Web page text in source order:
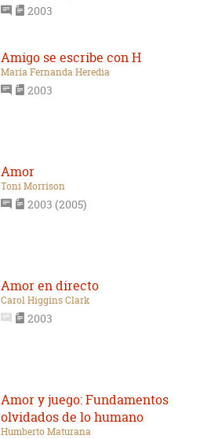
2003
Amigo se escribe con H
María Fernanda Heredia
2003
Amor
Toni Morrison
2003 (2005)
Amor en directo
Carol Higgins Clark
2003
Amor y juego: Fundamentos
olvidados de lo humano
Humberto Maturana